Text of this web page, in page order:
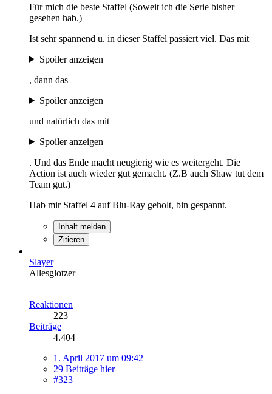
Für mich die beste Staffel (Soweit ich die Serie bisher
gesehen hab.)
Ist sehr spannend u. in dieser Staffel passiert viel. Das mit
Spoiler anzeigen
, dann das
Spoiler anzeigen
und natürlich das mit
Spoiler anzeigen
. Und das Ende macht neugierig wie es weitergeht. Die
Action ist auch wieder gut gemacht. (Z.B auch Shaw tut dem
Team gut.)
Hab mir Staffel 4 auf Blu-Ray geholt, bin gespannt.
Inhalt melden
Zitieren
Slayer
Allesglotzer
Reaktionen
223
Beiträge
4.404
1. April 2017 um 09:42
29 Beiträge hier
#323